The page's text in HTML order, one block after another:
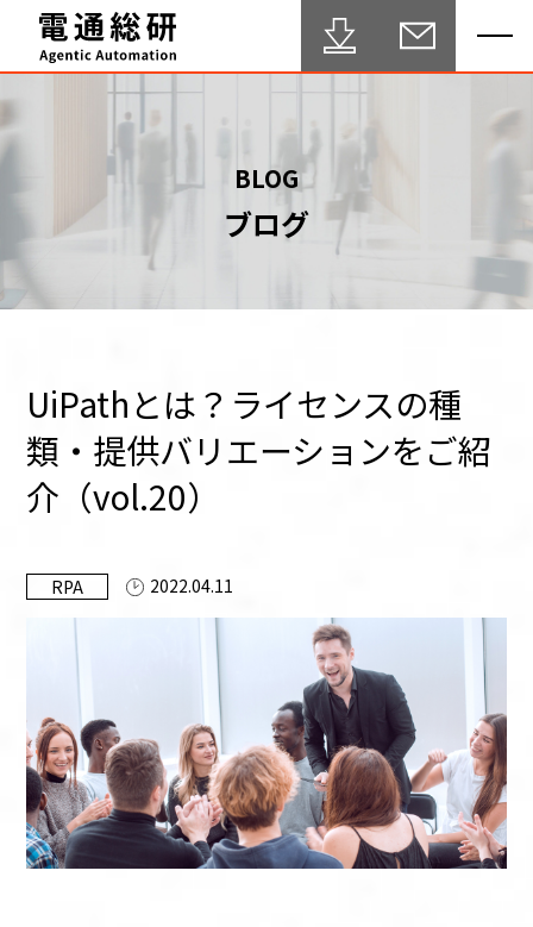
HOME
Agentic Automation 推進サービス
セミナー
ブログ
テクニカルサポート
資料ダウンロード
お問い合わせ
UiPathとは
BLOG
ブログ
UiPathとは？ライセンスの種
類・提供バリエーションをご紹
介（vol.20）
RPA 2022.04.11